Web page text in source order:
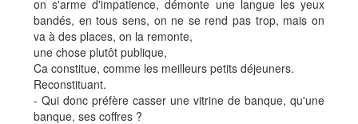
on s'arme d'impatience, démonte une langue les yeux
bandés, en tous sens, on ne se rend pas trop, mais on
va à des places, on la remonte,
une chose plutôt publique,
Ca constitue, comme les meilleurs petits déjeuners.
Reconstituant.
- Qui donc préfère casser une vitrine de banque, qu'une
banque, ses coffres ?